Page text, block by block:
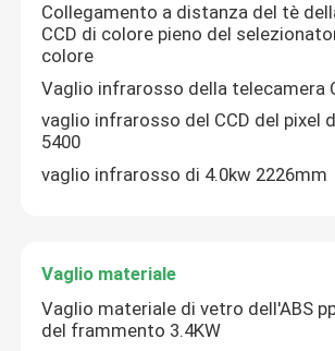
Collegamento a distanza del tè
CCD di colore pieno del
colore
Vaglio infrarosso della telecamera
vaglio infrarosso del CCD del pixel
5400
vaglio infrarosso di 4.0kw 2226mm
Vaglio materiale
Vaglio materiale di vetro dell'ABS
del frammento 3.4KW